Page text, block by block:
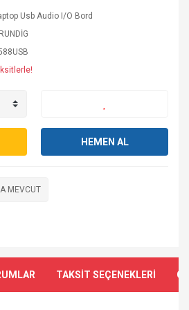
Usb Audio I/O Bord
HEMEN AL
MEVCUT
TAKSİT SEÇENEKLERİ